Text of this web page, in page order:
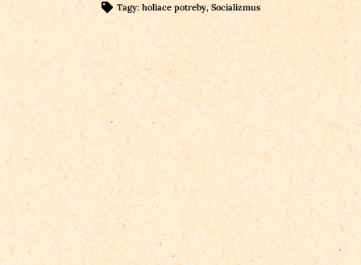
Tagy: holiace potreby,Socializmus